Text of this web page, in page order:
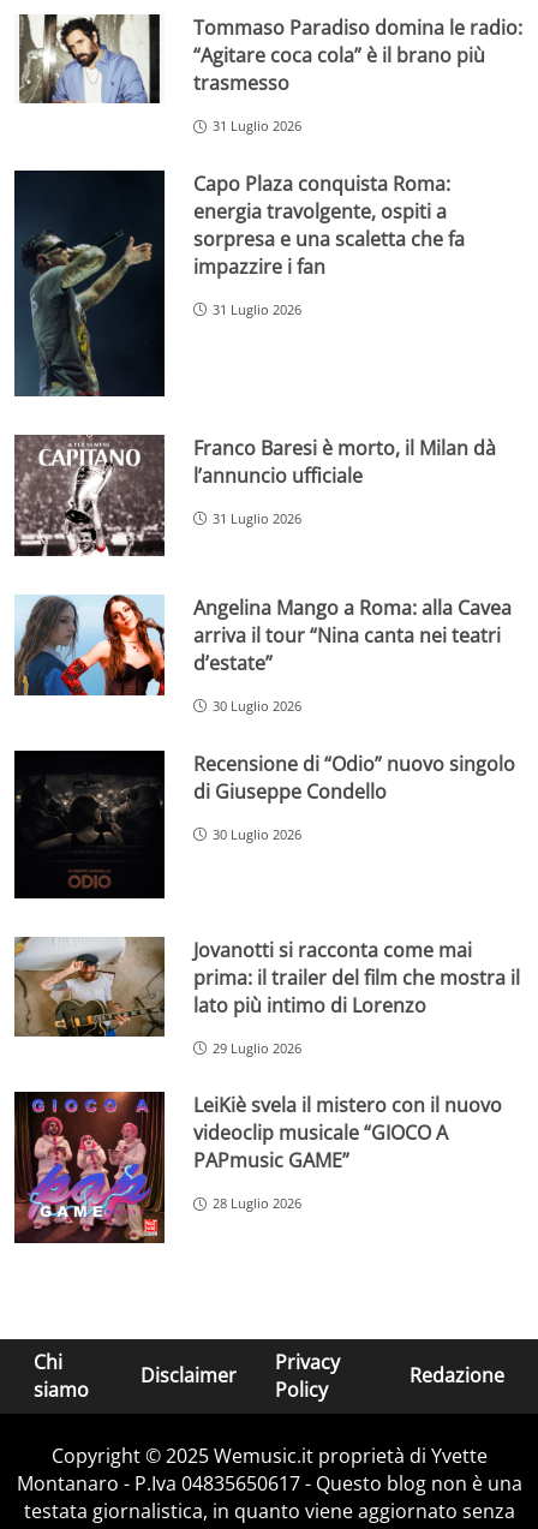
Tommaso Paradiso domina le radio:
“Agitare coca cola” è il brano più
trasmesso
31 Luglio 2026
Capo Plaza conquista Roma:
energia travolgente, ospiti a
sorpresa e una scaletta che fa
impazzire i fan
31 Luglio 2026
Franco Baresi è morto, il Milan dà
l’annuncio ufficiale
31 Luglio 2026
Angelina Mango a Roma: alla Cavea
arriva il tour “Nina canta nei teatri
d’estate”
30 Luglio 2026
Recensione di “Odio” nuovo singolo
di Giuseppe Condello
30 Luglio 2026
Jovanotti si racconta come mai
prima: il trailer del film che mostra il
lato più intimo di Lorenzo
29 Luglio 2026
LeiKiè svela il mistero con il nuovo
videoclip musicale “GIOCO A
PAPmusic GAME”
28 Luglio 2026
Chi
siamo
Disclaimer
Privacy
Policy
Redazione
Copyright © 2025 Wemusic.it proprietà di Yvette
Montanaro - P.Iva 04835650617 - Questo blog non è una
testata giornalistica, in quanto viene aggiornato senza